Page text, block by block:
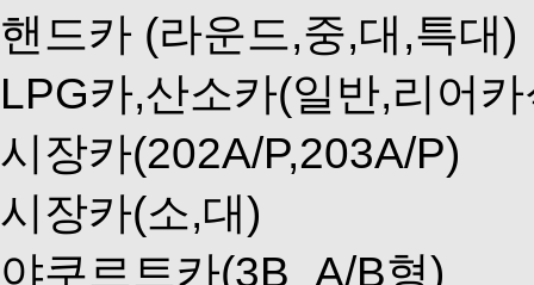
핸드카 (라운드,중,대,특대)
LPG카,산소카(일반,리어
시장카(202A/P,203A/P)
시장카(소,대)
야쿠르트카(3B_A/B형)